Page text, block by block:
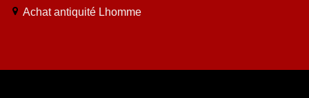
Achat antiquité Lhomme